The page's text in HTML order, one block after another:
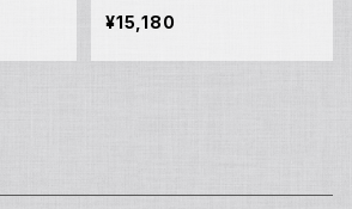
428]
¥15,180